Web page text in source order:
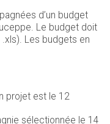
d’un budget
Le budget doit
Les budgets en
projet est le 12
sélectionnée le 14